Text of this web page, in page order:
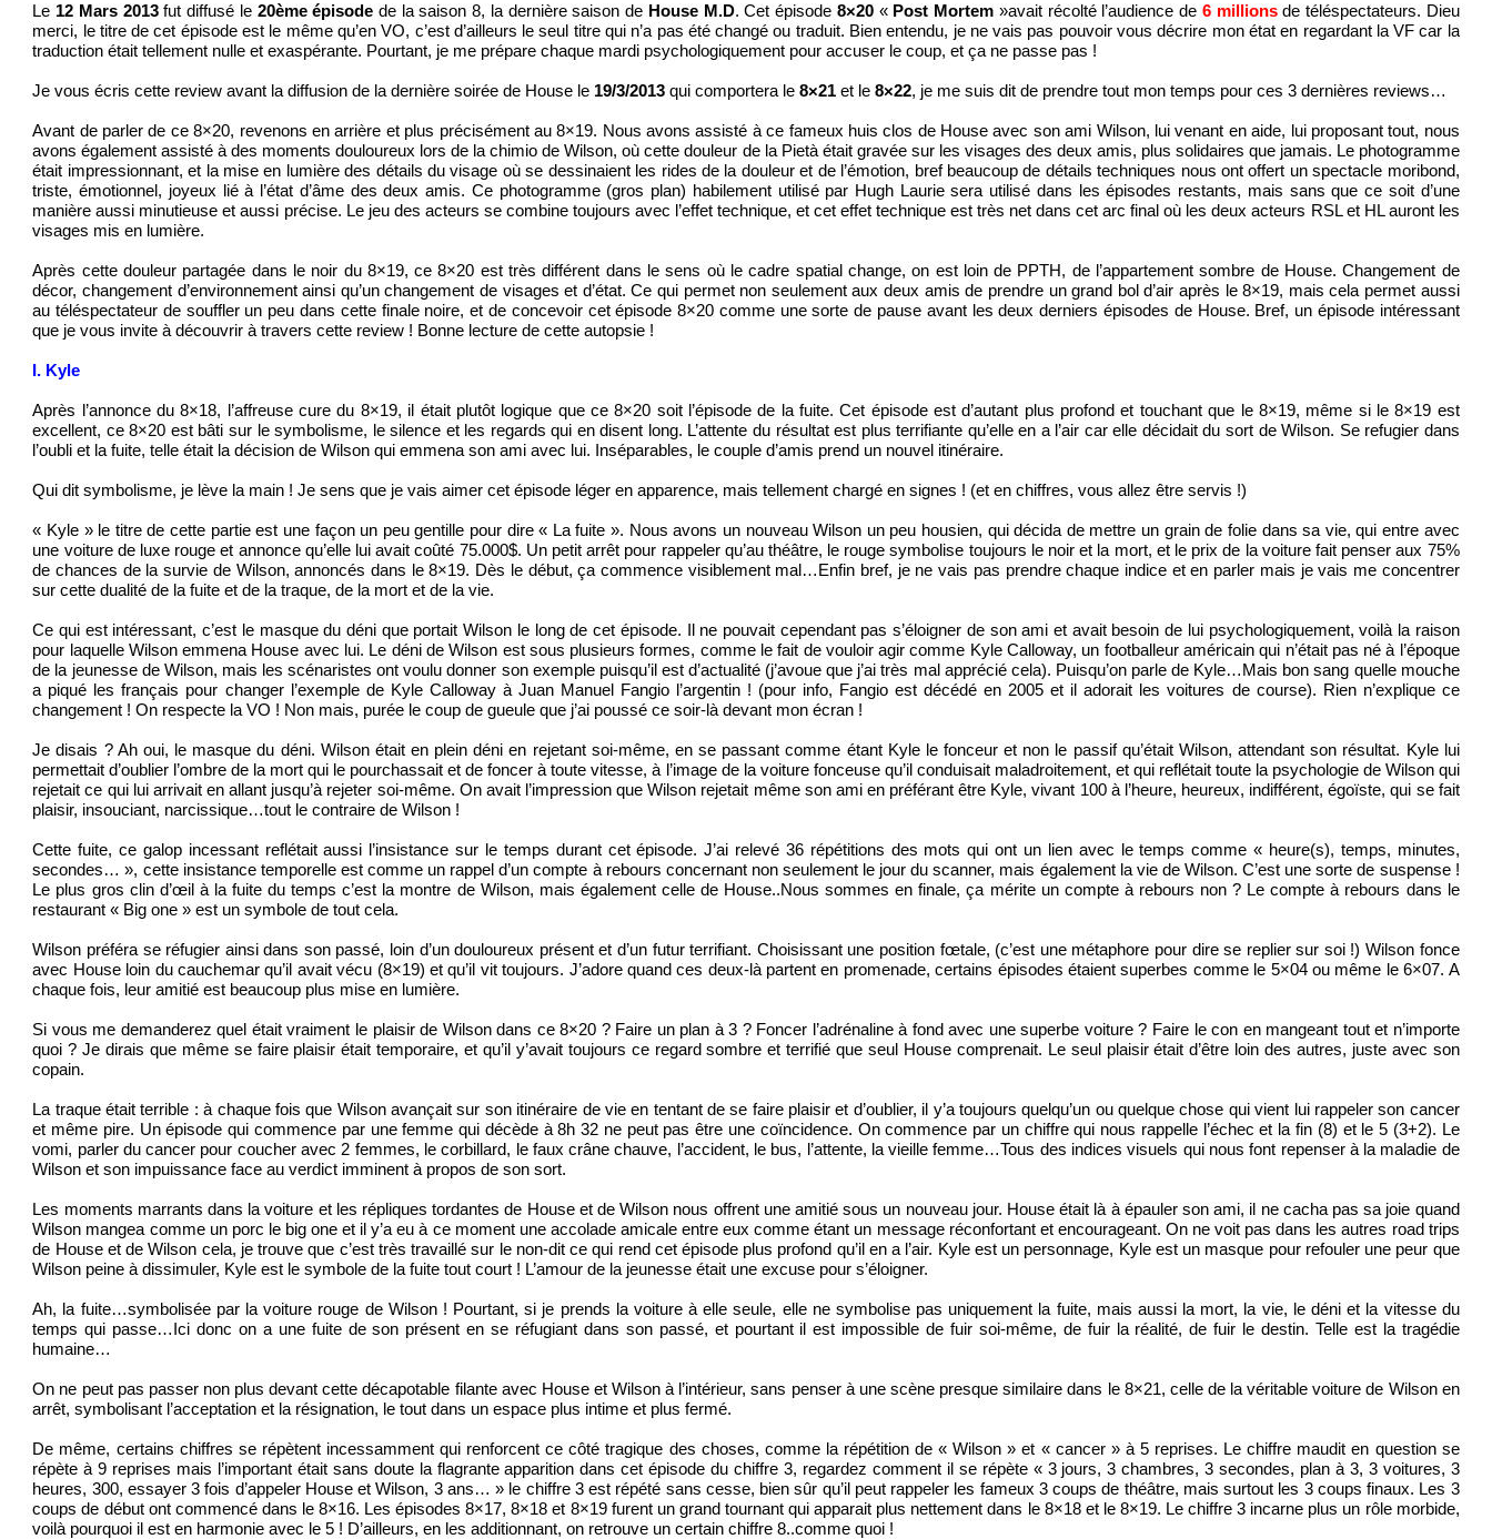
Le 12 Mars 2013fut diffusé le20ème épisode de la saison 8, la dernière saison de House M.D. Cet épisode 8×20« Post Mortem »avait récolté l’audience de 6 millionsde téléspectateurs. Dieu
merci, le titre de cet épisode est le même qu’en VO, c’est d’ailleurs le seul titre qui n’a pas été changé ou traduit. Bien entendu, je ne vais pas pouvoir vous décrire mon état en regardant la VF car la
traduction était tellement nulle et exaspérante. Pourtant, je me prépare chaque mardi psychologiquement pour accuser le coup, et ça ne passe pas !
Je vous écris cette review avant la diffusion de la dernière soirée de House le 19/3/2013 qui comportera le8×21 et le8×22, je me suis dit de prendre tout mon temps pour ces 3 dernières reviews…
Avant de parler de ce 8×20, revenons en arrière et plus précisément au 8×19. Nous avons assisté à ce fameux huis clos de House avec son ami Wilson, lui venant en aide, lui proposant tout, nous
avons également assisté à des moments douloureux lors de la chimio de Wilson, où cette douleur de la Pietà était gravée sur les visages des deux amis, plus solidaires que jamais. Le photogramme
était impressionnant, et la mise en lumière des détails du visage où se dessinaient les rides de la douleur et de l’émotion, bref beaucoup de détails techniques nous ont offert un spectacle moribond,
triste, émotionnel, joyeux lié à l’état d’âme des deux amis. Ce photogramme (gros plan) habilement utilisé par Hugh Laurie sera utilisé dans les épisodes restants, mais sans que ce soit d’une
manière aussi minutieuse et aussi précise. Le jeu des acteurs se combine toujours avec l’effet technique, et cet effet technique est très net dans cet arc final où les deux acteurs RSL et HL auront les
visages mis en lumière.
Après cette douleur partagée dans le noir du 8×19, ce 8×20 est très différent dans le sens où le cadre spatial change, on est loin de PPTH, de l’appartement sombre de House. Changement de
décor, changement d’environnement ainsi qu’un changement de visages et d’état. Ce qui permet non seulement aux deux amis de prendre un grand bol d’air après le 8×19, mais cela permet aussi
au téléspectateur de souffler un peu dans cette finale noire, et de concevoir cet épisode 8×20 comme une sorte de pause avant les deux derniers épisodes de House. Bref, un épisode intéressant
que je vous invite à découvrir à travers cette review ! Bonne lecture de cette autopsie !
I. Kyle
Après l’annonce du 8×18, l’affreuse cure du 8×19, il était plutôt logique que ce 8×20 soit l’épisode de la fuite. Cet épisode est d’autant plus profond et touchant que le 8×19, même si le 8×19 est
excellent, ce 8×20 est bâti sur le symbolisme, le silence et les regards qui en disent long. L’attente du résultat est plus terrifiante qu’elle en a l’air car elle décidait du sort de Wilson. Se refugier dans
l’oubli et la fuite, telle était la décision de Wilson qui emmena son ami avec lui. Inséparables, le couple d’amis prend un nouvel itinéraire.
Qui dit symbolisme, je lève la main ! Je sens que je vais aimer cet épisode léger en apparence, mais tellement chargé en signes ! (et en chiffres, vous allez être servis !)
« Kyle » le titre de cette partie est une façon un peu gentille pour dire « La fuite ». Nous avons un nouveau Wilson un peu housien, qui décida de mettre un grain de folie dans sa vie, qui entre avec
une voiture de luxe rouge et annonce qu’elle lui avait coûté 75.000$. Un petit arrêt pour rappeler qu’au théâtre, le rouge symbolise toujours le noir et la mort, et le prix de la voiture fait penser aux 75%
de chances de la survie de Wilson, annoncés dans le 8×19. Dès le début, ça commence visiblement mal…Enfin bref, je ne vais pas prendre chaque indice et en parler mais je vais me concentrer
sur cette dualité de la fuite et de la traque, de la mort et de la vie.
Ce qui est intéressant, c’est le masque du déni que portait Wilson le long de cet épisode. Il ne pouvait cependant pas s’éloigner de son ami et avait besoin de lui psychologiquement, voilà la raison
pour laquelle Wilson emmena House avec lui. Le déni de Wilson est sous plusieurs formes, comme le fait de vouloir agir comme Kyle Calloway, un footballeur américain qui n’était pas né à l’époque
de la jeunesse de Wilson, mais les scénaristes ont voulu donner son exemple puisqu’il est d’actualité (j’avoue que j’ai très mal apprécié cela). Puisqu’on parle de Kyle…Mais bon sang quelle mouche
a piqué les français pour changer l’exemple de Kyle Calloway à Juan Manuel Fangio l’argentin ! (pour info, Fangio est décédé en 2005 et il adorait les voitures de course). Rien n’explique ce
changement ! On respecte la VO ! Non mais, purée le coup de gueule que j’ai poussé ce soir-là devant mon écran !
Je disais ? Ah oui, le masque du déni. Wilson était en plein déni en rejetant soi-même, en se passant comme étant Kyle le fonceur et non le passif qu’était Wilson, attendant son résultat. Kyle lui
permettait d’oublier l’ombre de la mort qui le pourchassait et de foncer à toute vitesse, à l’image de la voiture fonceuse qu’il conduisait maladroitement, et qui reflétait toute la psychologie de Wilson qui
rejetait ce qui lui arrivait en allant jusqu’à rejeter soi-même. On avait l’impression que Wilson rejetait même son ami en préférant être Kyle, vivant 100 à l’heure, heureux, indifférent, égoïste, qui se fait
plaisir, insouciant, narcissique…tout le contraire de Wilson !
Cette fuite, ce galop incessant reflétait aussi l’insistance sur le temps durant cet épisode. J’ai relevé 36 répétitions des mots qui ont un lien avec le temps comme « heure(s), temps, minutes,
secondes… », cette insistance temporelle est comme un rappel d’un compte à rebours concernant non seulement le jour du scanner, mais également la vie de Wilson. C’est une sorte de suspense !
Le plus gros clin d’œil à la fuite du temps c’est la montre de Wilson, mais également celle de House..Nous sommes en finale, ça mérite un compte à rebours non ? Le compte à rebours dans le
restaurant « Big one » est un symbole de tout cela.
Wilson préféra se réfugier ainsi dans son passé, loin d’un douloureux présent et d’un futur terrifiant. Choisissant une position fœtale, (c’est une métaphore pour dire se replier sur soi !) Wilson fonce
avec House loin du cauchemar qu’il avait vécu (8×19) et qu’il vit toujours. J’adore quand ces deux-là partent en promenade, certains épisodes étaient superbes comme le 5×04 ou même le 6×07. A
chaque fois, leur amitié est beaucoup plus mise en lumière.
Si vous me demanderez quel était vraiment le plaisir de Wilson dans ce 8×20 ? Faire un plan à 3 ? Foncer l’adrénaline à fond avec une superbe voiture ? Faire le con en mangeant tout et n’importe
quoi ? Je dirais que même se faire plaisir était temporaire, et qu’il y’avait toujours ce regard sombre et terrifié que seul House comprenait. Le seul plaisir était d’être loin des autres, juste avec son
copain.
La traque était terrible : à chaque fois que Wilson avançait sur son itinéraire de vie en tentant de se faire plaisir et d’oublier, il y’a toujours quelqu’un ou quelque chose qui vient lui rappeler son cancer
et même pire. Un épisode qui commence par une femme qui décède à 8h 32 ne peut pas être une coïncidence. On commence par un chiffre qui nous rappelle l’échec et la fin (8) et le 5 (3+2). Le
vomi, parler du cancer pour coucher avec 2 femmes, le corbillard, le faux crâne chauve, l’accident, le bus, l’attente, la vieille femme…Tous des indices visuels qui nous font repenser à la maladie de
Wilson et son impuissance face au verdict imminent à propos de son sort.
Les moments marrants dans la voiture et les répliques tordantes de House et de Wilson nous offrent une amitié sous un nouveau jour. House était là à épauler son ami, il ne cacha pas sa joie quand
Wilson mangea comme un porc le big one et il y’a eu à ce moment une accolade amicale entre eux comme étant un message réconfortant et encourageant. On ne voit pas dans les autres road trips
de House et de Wilson cela, je trouve que c’est très travaillé sur le non-dit ce qui rend cet épisode plus profond qu’il en a l’air. Kyle est un personnage, Kyle est un masque pour refouler une peur que
Wilson peine à dissimuler, Kyle est le symbole de la fuite tout court ! L’amour de la jeunesse était une excuse pour s’éloigner.
Ah, la fuite…symbolisée par la voiture rouge de Wilson ! Pourtant, si je prends la voiture à elle seule, elle ne symbolise pas uniquement la fuite, mais aussi la mort, la vie, le déni et la vitesse du
temps qui passe…Ici donc on a une fuite de son présent en se réfugiant dans son passé, et pourtant il est impossible de fuir soi-même, de fuir la réalité, de fuir le destin. Telle est la tragédie
humaine…
On ne peut pas passer non plus devant cette décapotable filante avec House et Wilson à l’intérieur, sans penser à une scène presque similaire dans le 8×21, celle de la véritable voiture de Wilson en
arrêt, symbolisant l’acceptation et la résignation, le tout dans un espace plus intime et plus fermé.
De même, certains chiffres se répètent incessamment qui renforcent ce côté tragique des choses, comme la répétition de « Wilson » et « cancer » à 5 reprises. Le chiffre maudit en question se
répète à 9 reprises mais l’important était sans doute la flagrante apparition dans cet épisode du chiffre 3, regardez comment il se répète « 3 jours, 3 chambres, 3 secondes, plan à 3, 3 voitures, 3
heures, 300, essayer 3 fois d’appeler House et Wilson, 3 ans… » le chiffre 3 est répété sans cesse, bien sûr qu’il peut rappeler les fameux 3 coups de théâtre, mais surtout les 3 coups finaux. Les 3
coups de début ont commencé dans le 8×16. Les épisodes 8×17, 8×18 et 8×19 furent un grand tournant qui apparait plus nettement dans le 8×18 et le 8×19. Le chiffre 3 incarne plus un rôle morbide,
voilà pourquoi il est en harmonie avec le 5 ! D’ailleurs, en les additionnant, on retrouve un certain chiffre 8..comme quoi !